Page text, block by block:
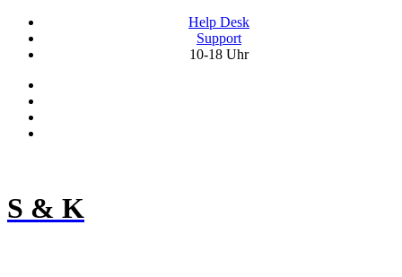
Help Desk
Support
10-18 Uhr
S & K